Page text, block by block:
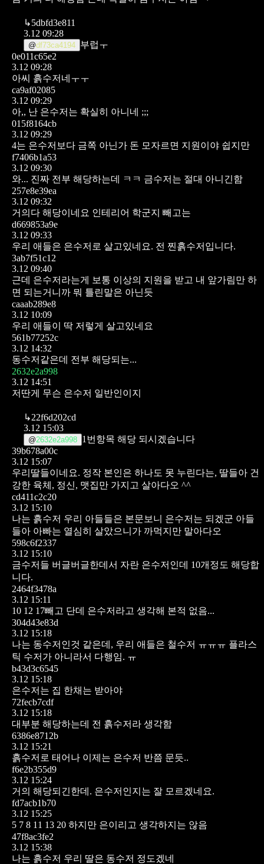
↳5dbfd3e811
3.12 09:28
@df73ca4194 부럽ㅜ
0e011c65e2
3.12 09:28
아씨 흙수저네ㅜㅜ
ca9af02085
3.12 09:29
아,, 난 은수저는 확실히 아니네 ;;;
015f8164cb
3.12 09:29
4는 은수저보다 금쪽 아닌가 돈 모자르면 지원이야 쉽지만
f7406b1a53
3.12 09:30
와... 진짜 전부 해당하는데 ㅋㅋ 금수저는 절대 아니긴함
257e8e39ea
3.12 09:32
거의다 해당이네요 인테리어 학군지 빼고는
d669853a9e
3.12 09:33
우리 애들은 은수저로 살고있네요. 전 찐흙수저입니다.
3ab7f51c12
3.12 09:40
근데 은수저라는게 보통 이상의 지원을 받고 내 앞가림만 하
면 되는거니까 뭐 틀린말은 아닌듯
caaab289e8
3.12 10:09
우리 애들이 딱 저렇게 살고있네요
561b77252c
3.12 14:32
동수저같은데 전부 해당되는...
2632e2a998
3.12 14:51
저딴게 무슨 은수저 일반인이지
↳22f6d202cd
3.12 15:03
@2632e2a998 1번항목 해당 되시겠습니다
39b678a00c
3.12 15:07
우리딸들이네요. 정작 본인은 하나도 못 누린다는, 딸들아 건
강한 육체, 정신, 맷집만 가지고 살아다오 ^^
cd411c2c20
3.12 15:10
나는 흙수저 우리 아들들은 본문보니 은수저는 되겠군 아들
들아 아빠는 열심히 살았으니가 까먹지만 말아다오
598c6f2337
3.12 15:10
금수저들 버글버글한데서 자란 은수저인데 10개정도 해당합
니다.
2464f3478a
3.12 15:11
10 12 17빼고 단데 은수저라고 생각해 본적 없음...
304d43e83d
3.12 15:18
나는 동수저인것 같은데, 우리 애들은 철수저 ㅠㅠㅠ 플라스
틱 수저가 아니라서 다행임. ㅠ
b43d3c6545
3.12 15:18
은수저는 집 한채는 받아야
72fecb7cdf
3.12 15:18
대부분 해당하는데 전 흙수저라 생각함
6386e8712b
3.12 15:21
흙수저로 태어나 이제는 은수저 반쯤 문듯..
f6e2b355d9
3.12 15:24
거의 해당되긴한데. 은수저인지는 잘 모르겠네요.
fd7acb1b70
3.12 15:25
5 7 8 11 13 20 하지만 은이리고 생각하지는 않음
47f8ac3fe2
3.12 15:38
나는 흙수저 우리 딸은 동수저 정도겠네